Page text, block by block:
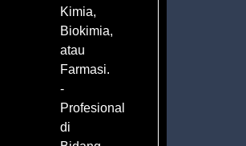
Kimia,
Biokimia,
atau
Farmasi.
-
Profesional
di